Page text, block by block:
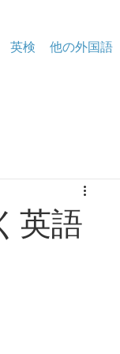
英検 他の外国語
英語